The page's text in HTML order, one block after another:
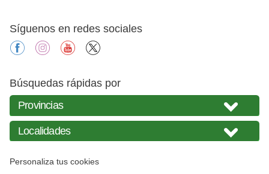
Síguenos en redes sociales
facebookinstagramyoutube
Búsquedas rápidas por
Personaliza tus cookies